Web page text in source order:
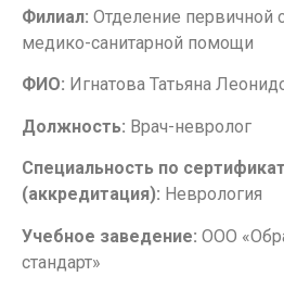
Филиал: Отделение первичной
медико-санитарной помощи
ФИО: Игнатова Татьяна
Должность: Врач-невролог
Специальность по
(аккредитация): Неврология
Учебное заведение: ООО
стандарт»